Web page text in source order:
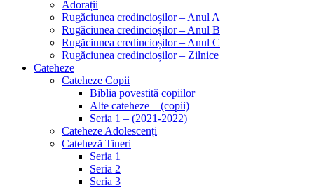
Adorații
Rugăciunea credincioșilor – Anul A
Rugăciunea credincioșilor – Anul B
Rugăciunea credincioșilor – Anul C
Rugăciunea credincioșilor – Zilnice
Cateheze
Cateheze Copii
Biblia povestită copiilor
Alte cateheze – (copii)
Seria 1 – (2021-2022)
Cateheze Adolescenți
Cateheză Tineri
Seria 1
Seria 2
Seria 3